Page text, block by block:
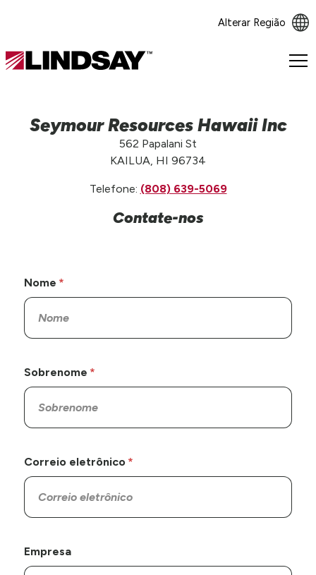
Alterar Região
Lindsay.
Seymour Resources Hawaii Inc
562 Papalani St
KAILUA, HI 96734
Telefone: (808) 639-5069
Contate-nos
Nome
Sobrenome
Correio eletrônico
Empresa